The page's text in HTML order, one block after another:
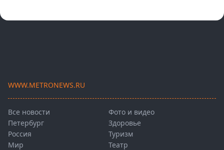
WWW.METRONEWS.RU
Все новости
Петербург
Россия
Мир
Фото и видео
Здоровье
Туризм
Театр